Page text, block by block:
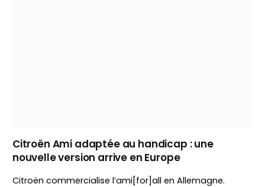
Citroën Ami adaptée au handicap : une
nouvelle version arrive en Europe
Citroën commercialise l’ami[for]all en Allemagne.